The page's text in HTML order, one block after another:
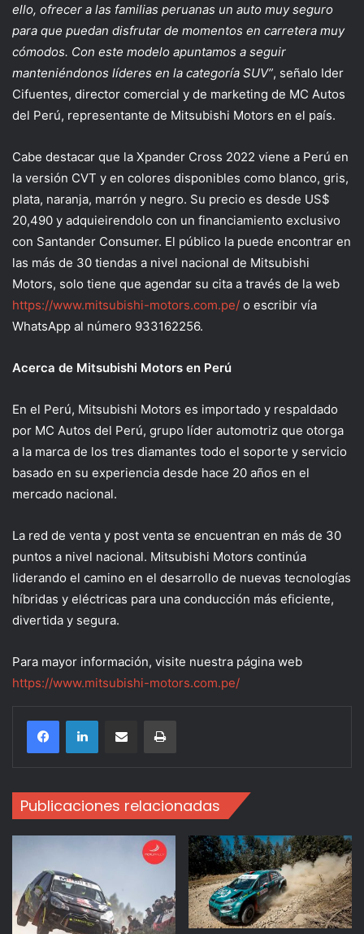
ello, ofrecer a las familias peruanas un auto muy seguro
para que puedan disfrutar de momentos en carretera muy
cómodos. Con este modelo apuntamos a seguir
manteniéndonos líderes en la categoría SUV”, señalo Ider
Cifuentes, director comercial y de marketing de MC Autos
del Perú, representante de Mitsubishi Motors en el país.
Cabe destacar que la Xpander Cross 2022 viene a Perú en
la versión CVT y en colores disponibles como blanco, gris,
plata, naranja, marrón y negro. Su precio es desde US$
20,490 y adquieirendolo con un financiamiento exclusivo
con Santander Consumer. El público la puede encontrar en
las más de 30 tiendas a nivel nacional de Mitsubishi
Motors, solo tiene que agendar su cita a través de la web
https://www.mitsubishi-motors.com.pe/ o escribir vía
WhatsApp al número 933162256.
Acerca de Mitsubishi Motors en Perú
En el Perú, Mitsubishi Motors es importado y respaldado
por MC Autos del Perú, grupo líder automotriz que otorga
a la marca de los tres diamantes todo el soporte y servicio
basado en su experiencia desde hace 20 años en el
mercado nacional.
La red de venta y post venta se encuentran en más de 30
puntos a nivel nacional. Mitsubishi Motors continúa
liderando el camino en el desarrollo de nuevas tecnologías
híbridas y eléctricas para una conducción más eficiente,
divertida y segura.
Para mayor información, visite nuestra página web
https://www.mitsubishi-motors.com.pe/
Compartir por correo electrónicoImprimir
Publicaciones relacionadas